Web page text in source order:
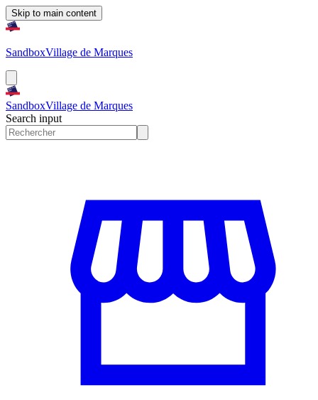
Skip to main content
SandboxVillage de Marques
SandboxVillage de Marques
Search input